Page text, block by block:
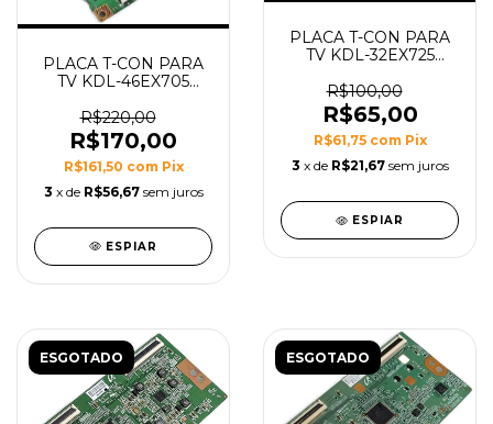
PLACA T-CON PARA
TV KDL-46EX705
CPWBX RUNTK
4353TP
R$220,00
R$170,00
R$161,50 com Pix
3 x de R$56,67 sem juros
ESPIAR
PLACA T-CON PARA
TV KDL-32EX725
R$100,00
R$65,00
R$61,75 com Pix
3 x de R$21,67 sem juros
ESPIAR
ESGOTADO ESGOTADO